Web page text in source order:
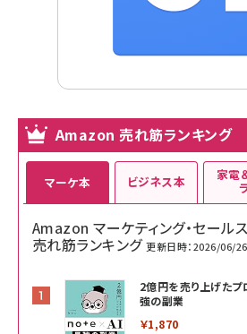
Amazon 売れ筋ランキング
マーケ本
Amazon マーケティング・セール
売れ筋ランキング 更新日時：2026/06/
2億円を売り上げた
強の副業
￥1,870
ビジネス本 家電